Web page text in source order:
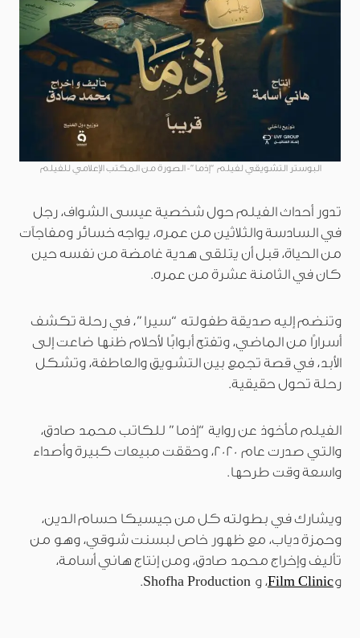
البوستر التشويقي لفيلم “إذما”- الصورة من المكتب الإعلامي للفيلم
تدور أحداث الفيلم حول شخصية عيسى الشواف، رجل
في السادسة والثلاثين من عمره، يواجه خسائر ومفاجآت
من الحياة، قبل أن يتلقى هدية غامضة من نفسه حين
كان في الثامنة عشرة من عمره.
وتنضم إليه صديقة طفولته “سيرا”، في رحلة تكشف
أسرارًا من الماضي، وتفتح أبوابًا لأحلام ظنها ضاعت إلى
الأبد، في قصة تجمع بين التشويق والعاطفة، وتشكل
رحلة تحول حقيقية.
الفيلم مأخوذ عن رواية “إذما” للكاتب محمد صادق،
والتي صدرت عام 2020، وحققت مبيعات كبيرة وأصداء
واسعة وقت طرحها.
ويشارك في بطولته كل من جيسيكا حسام الدين،
وحمزة دياب، مع ظهور خاص لبسنت شوقي، وهو من
تأليف وإخراج محمد صادق، ومن إنتاج هاني أسامة،
وFilm Clinic، و Shofha Production.